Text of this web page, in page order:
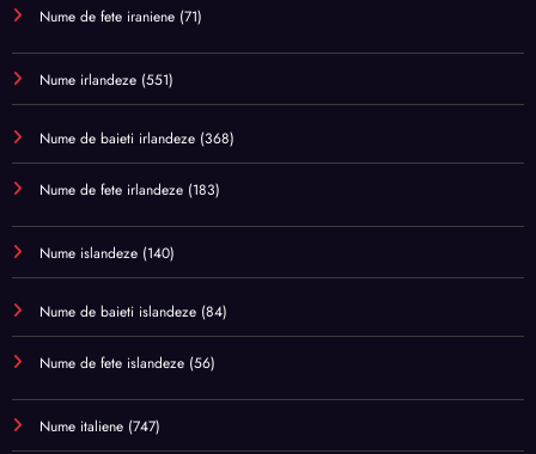
Nume de fete iraniene (71)
Nume irlandeze (551)
Nume de baieti irlandeze (368)
Nume de fete irlandeze (183)
Nume islandeze (140)
Nume de baieti islandeze (84)
Nume de fete islandeze (56)
Nume italiene (747)